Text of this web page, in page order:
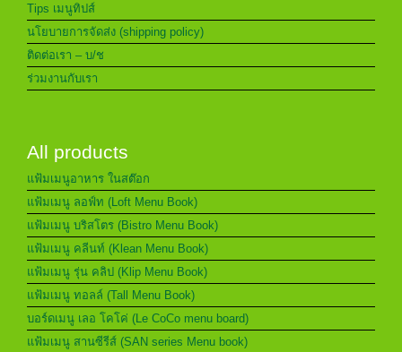
Tips เมนูทิปส์
นโยบายการจัดส่ง (shipping policy)
ติดต่อเรา – บ/ช
ร่วมงานกับเรา
All products
แฟ้มเมนูอาหาร ในสต๊อก
แฟ้มเมนู ลอฟ์ท (Loft Menu Book)
แฟ้มเมนู บริสโตร (Bistro Menu Book)
แฟ้มเมนู คลีนท์ (Klean Menu Book)
แฟ้มเมนู รุ่น คลิป (Klip Menu Book)
แฟ้มเมนู ทอลล์ (Tall Menu Book)
บอร์ดเมนู เลอ โคโค่ (Le CoCo menu board)
แฟ้มเมนู สานซีรีส์ (SAN series Menu book)